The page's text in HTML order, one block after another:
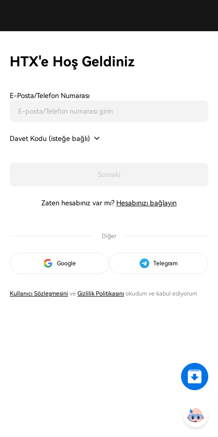
HTX'e Hoş Geldiniz
E-Posta/Telefon Numarası
Davet Kodu (isteğe bağlı)
Sonraki
Zaten hesabınız var mı? Hesabınızı bağlayın
Diğer
Google Telegram
Kullanıcı Sözleşmesini ve Gizlilik Politikasını okudum ve kabul ediyorum